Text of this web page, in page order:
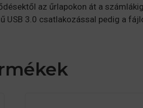
az űrlapokon át a
USB 3.0 csatlakozással pedig a